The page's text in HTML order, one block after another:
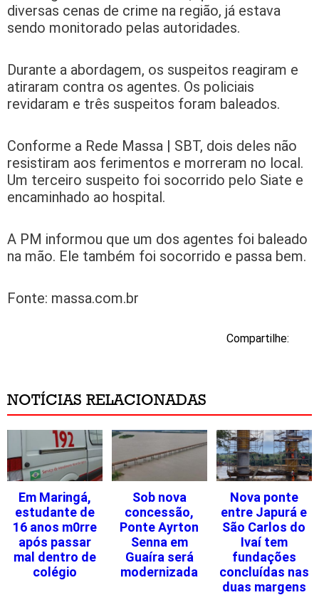
diversas cenas de crime na região, já estava
sendo monitorado pelas autoridades.
Durante a abordagem, os suspeitos reagiram e
atiraram contra os agentes. Os policiais
revidaram e três suspeitos foram baleados.
Conforme a Rede Massa | SBT, dois deles não
resistiram aos ferimentos e morreram no local.
Um terceiro suspeito foi socorrido pelo Siate e
encaminhado ao hospital.
A PM informou que um dos agentes foi baleado
na mão. Ele também foi socorrido e passa bem.
Fonte: massa.com.br
Compartilhe:
NOTÍCIAS RELACIONADAS
Em Maringá,
estudante de
16 anos m0rre
após passar
mal dentro de
colégio
Sob nova
concessão,
Ponte Ayrton
Senna em
Guaíra será
modernizada
Nova ponte
entre Japurá e
São Carlos do
Ivaí tem
fundações
concluídas nas
duas margens